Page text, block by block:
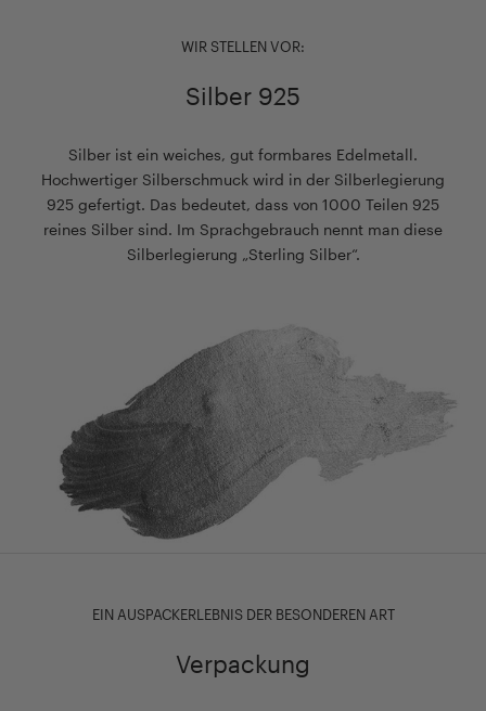
WIR STELLEN VOR:
Silber 925
Silber ist ein weiches, gut formbares Edelmetall.
Hochwertiger Silberschmuck wird in der Silberlegierung
925 gefertigt. Das bedeutet, dass von 1000 Teilen 925
reines Silber sind. Im Sprachgebrauch nennt man diese
Silberlegierung „Sterling Silber“.
EIN AUSPACKERLEBNIS DER BESONDEREN ART
Verpackung